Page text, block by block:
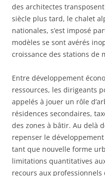
des architectes
siècle plus tard, le chalet
nationales, s’est imposé
modèles se sont avérés
croissance des stations de
Entre développement
ressources, les dirigeants
appelés à jouer un rôle
résidences secondaires,
des zones à bâtir. Au delà
repenser le
tant que nouvelle forme
limitations quantitatives
recours aux professionnels